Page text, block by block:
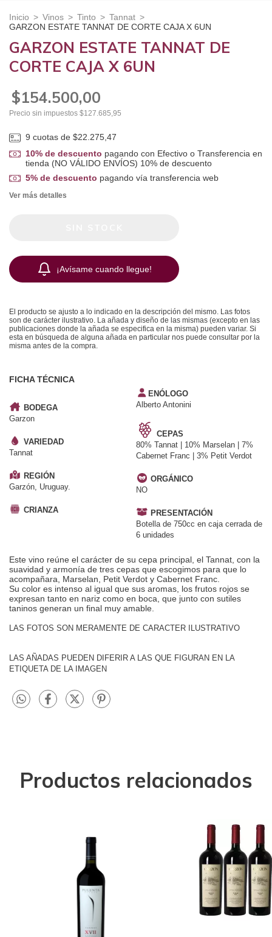
Inicio > Vinos > Tinto > Tannat >
GARZON ESTATE TANNAT DE CORTE CAJA X 6UN
GARZON ESTATE TANNAT DE
CORTE CAJA X 6UN
$154.500,00
Precio sin impuestos $127.685,95
9 cuotas de $22.275,47
10% de descuento pagando con Efectivo o Transferencia en
tienda (NO VÁLIDO ENVÍOS) 10% de descuento
5% de descuento pagando vía transferencia web
Ver más detalles
¡Avísame cuando llegue!
El producto se ajusto a lo indicado en la descripción del mismo. Las fotos
son de carácter ilustrativo. La añada y diseño de las mismas (excepto en las
publicaciones donde la añada se especifica en la misma) pueden variar. Si
esta en búsqueda de alguna añada en particular nos puede consultar por la
misma antes de la compra.
FICHA TÉCNICA
BODEGA
Garzon
VARIEDAD
Tannat
REGIÓN
Garzón, Uruguay.
CRIANZA
ENÓLOGO
Alberto Antonini
CEPAS
80% Tannat | 10% Marselan | 7%
Cabernet Franc | 3% Petit Verdot
ORGÁNICO
NO
PRESENTACIÓN
Botella de 750cc en caja cerrada de
6 unidades
Este vino reúne el carácter de su cepa principal, el Tannat, con la
suavidad y armonía de tres cepas que escogimos para que lo
acompañara, Marselan, Petit Verdot y Cabernet Franc.
Su color es intenso al igual que sus aromas, los frutos rojos se
expresan tanto en nariz como en boca, que junto con sutiles
taninos generan un final muy amable.
LAS FOTOS SON MERAMENTE DE CARACTER ILUSTRATIVO
LAS AÑADAS PUEDEN DIFERIR A LAS QUE FIGURAN EN LA
ETIQUETA DE LA IMAGEN
Productos relacionados